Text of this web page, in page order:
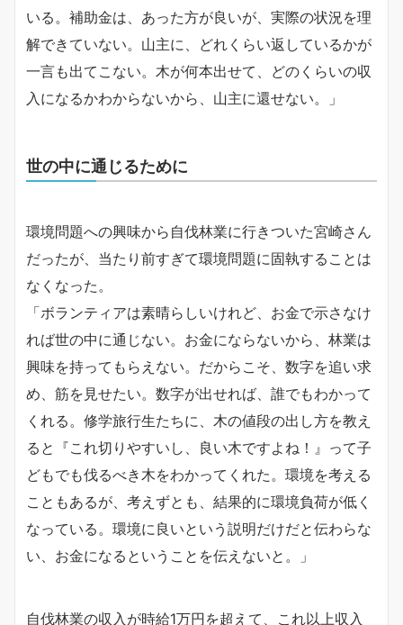
いる。補助金は、あった方が良いが、実際の状況を理
解できていない。山主に、どれくらい返しているかが
一言も出てこない。木が何本出せて、どのくらいの収
入になるかわからないから、山主に還せない。」
世の中に通じるために
環境問題への興味から自伐林業に行きついた宮崎さん
だったが、当たり前すぎて環境問題に固執することは
なくなった。
「ボランティアは素晴らしいけれど、お金で示さなけ
れば世の中に通じない。お金にならないから、林業は
興味を持ってもらえない。だからこそ、数字を追い求
め、筋を見せたい。数字が出せれば、誰でもわかって
くれる。修学旅行生たちに、木の値段の出し方を教え
ると『これ切りやすいし、良い木ですよね！』って子
どもでも伐るべき木をわかってくれた。環境を考える
こともあるが、考えずとも、結果的に環境負荷が低く
なっている。環境に良いという説明だけだと伝わらな
い、お金になるということを伝えないと。」
自伐林業の収入が時給1万円を超えて、これ以上収入